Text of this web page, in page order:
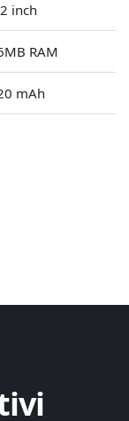
inch
RAM
mAh